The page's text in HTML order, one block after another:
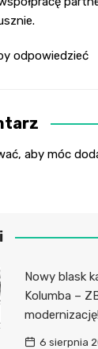
odpowiedzieć
, aby móc
Nowy blask
Kolumba –
6 sierpnia